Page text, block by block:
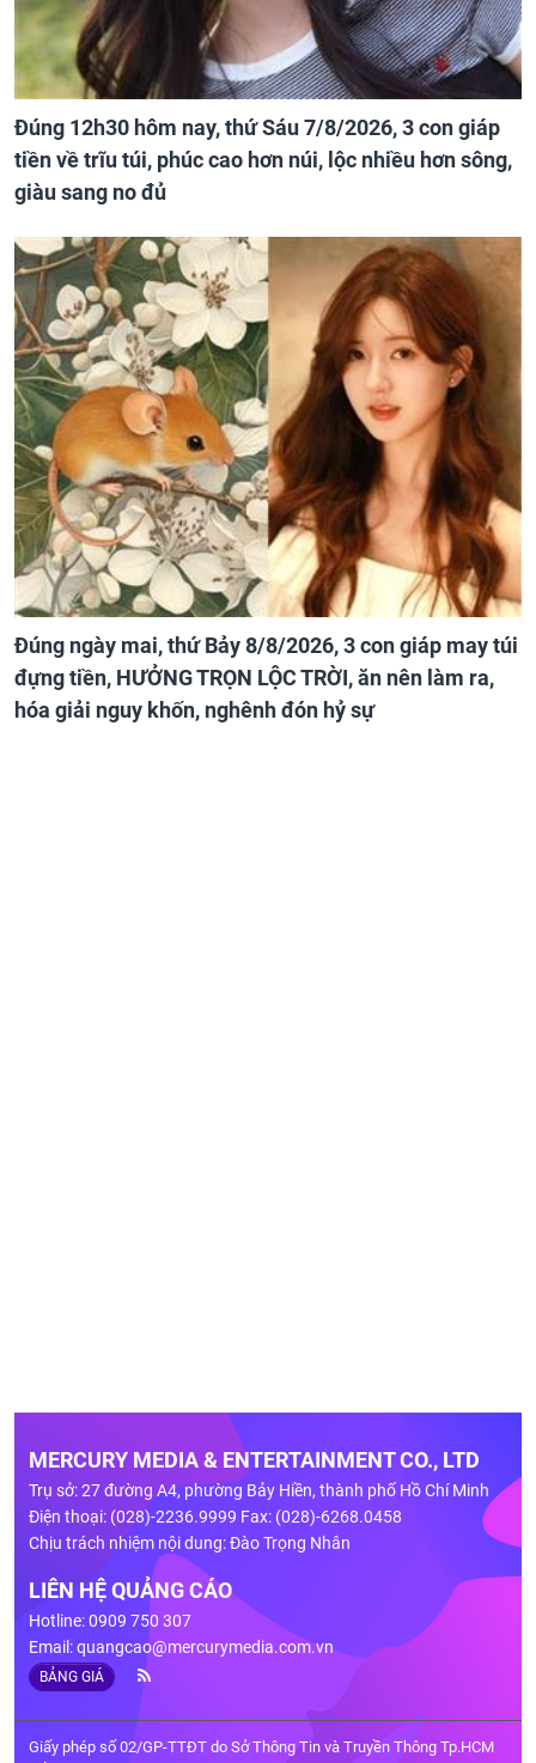
Đúng 12h30 hôm nay, thứ Sáu 7/8/2026, 3 con giáp
tiền về trĩu túi, phúc cao hơn núi, lộc nhiều hơn sông,
giàu sang no đủ
Đúng ngày mai, thứ Bảy 8/8/2026, 3 con giáp may túi
đựng tiền, HƯỞNG TRỌN LỘC TRỜI, ăn nên làm ra,
hóa giải nguy khốn, nghênh đón hỷ sự
MERCURY MEDIA & ENTERTAINMENT CO., LTD
Trụ sở: 27 đường A4, phường Bảy Hiền, thành phố Hồ Chí Minh
Điện thoại: (028)-2236.9999 Fax: (028)-6268.0458
Chịu trách nhiệm nội dung: Đào Trọng Nhân
LIÊN HỆ QUẢNG CÁO
Hotline: 0909 750 307
Email:quangcao@mercurymedia.com.vn
BẢNG GIÁ
Giấy phép số 02/GP-TTĐT do Sở Thông Tin và Truyền Thông Tp.HCM